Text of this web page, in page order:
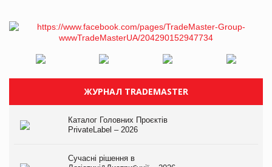
ЖУРНАЛ TRADEMASTER
Каталог Головних Проєктів
PrivateLabel – 2026
Сучасні рішення в